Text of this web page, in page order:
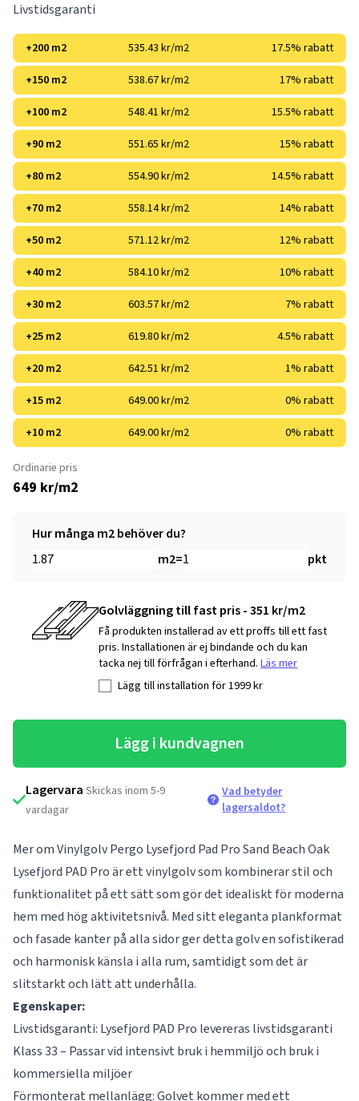
Livstidsgaranti
+200 m2 535.43 kr/m2 17.5% rabatt
+150 m2 538.67 kr/m2 17% rabatt
+100 m2 548.41 kr/m2 15.5% rabatt
+90 m2 551.65 kr/m2 15% rabatt
+80 m2 554.90 kr/m2 14.5% rabatt
+70 m2 558.14 kr/m2 14% rabatt
+50 m2 571.12 kr/m2 12% rabatt
+40 m2 584.10 kr/m2 10% rabatt
+30 m2 603.57 kr/m2 7% rabatt
+25 m2 619.80 kr/m2 4.5% rabatt
+20 m2 642.51 kr/m2 1% rabatt
+15 m2 649.00 kr/m2 0% rabatt
+10 m2 649.00 kr/m2 0% rabatt
Ordinarie pris
649 kr/m2
Hur många m2 behöver du?
m2= pkt
Golvläggning till fast pris - 351 kr/m2
Få produkten installerad av ett proffs till ett fast
pris. Installationen är ej bindande och du kan
tacka nej till förfrågan i efterhand.Läs mer
Lägg till installation för1999kr
Lägg i kundvagnen
Lagervara Skickas inom 5-9
vardagar
Vad betyder
lagersaldot?
Mer om Vinylgolv Pergo Lysefjord Pad Pro Sand Beach Oak
Lysefjord PAD Pro är ett vinylgolv som kombinerar stil och
funktionalitet på ett sätt som gör det idealiskt för moderna
hem med hög aktivitetsnivå. Med sitt eleganta plankformat
och fasade kanter på alla sidor ger detta golv en sofistikerad
och harmonisk känsla i alla rum, samtidigt som det är
slitstarkt och lätt att underhålla.
Egenskaper:
Livstidsgaranti: Lysefjord PAD Pro levereras livstidsgaranti
Klass 33 – Passar vid intensivt bruk i hemmiljö och bruk i
kommersiella miljöer
Förmonterat mellanlägg: Golvet kommer med ett